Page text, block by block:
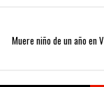
Muere niño de un año en